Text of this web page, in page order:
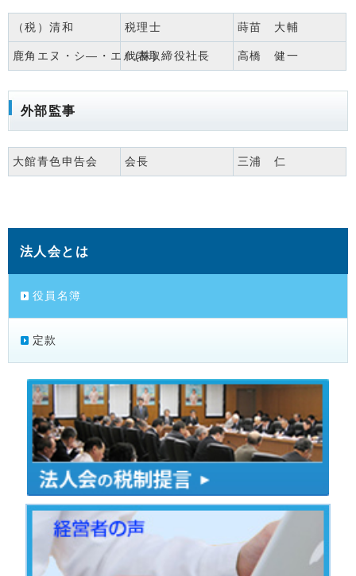
（税）清和 税理士 蒔苗 大輔
鹿角エヌ・シ―・エル(株)代表取締役社長 高橋 健一
外部監事
大館青色申告会 会長 三浦 仁
法人会とは
役員名簿
定款